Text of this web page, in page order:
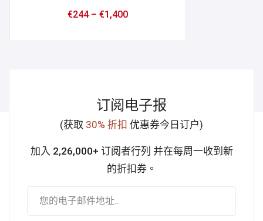
€244– €1,400
订阅电子报
(获取 30% 折扣 优惠券今日订户)
加入 2,26,000+ 订阅者行列 并在每周一收到新
的折扣券。